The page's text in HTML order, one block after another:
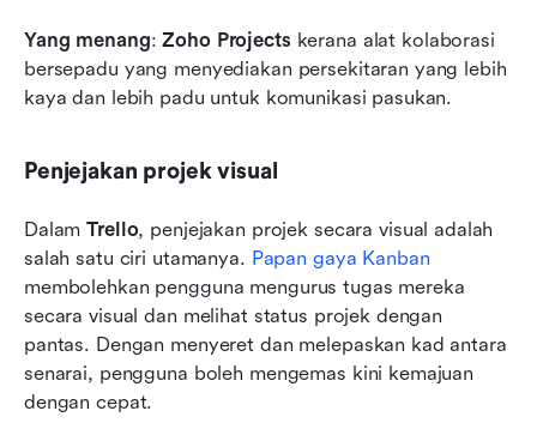
Yang menang: Zoho Projects kerana alat kolaborasi
bersepadu yang menyediakan persekitaran yang lebih
kaya dan lebih padu untuk komunikasi pasukan.
Penjejakan projek visual
Dalam Trello, penjejakan projek secara visual adalah
salah satu ciri utamanya. Papan gaya Kanban
membolehkan pengguna mengurus tugas mereka
secara visual dan melihat status projek dengan
pantas. Dengan menyeret dan melepaskan kad antara
senarai, pengguna boleh mengemas kini kemajuan
dengan cepat.